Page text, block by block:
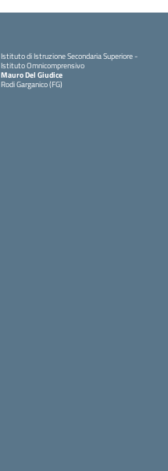
Istituto di Istruzione Secondaria Superiore -
Istituto Omnicomprensivo
Mauro Del Giudice
Rodi Garganico (FG)
— Visita la pagina iniziale della scuola